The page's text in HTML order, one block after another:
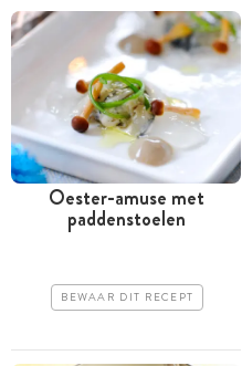
Oester-amuse met
paddenstoelen
BEWAAR DIT RECEPT